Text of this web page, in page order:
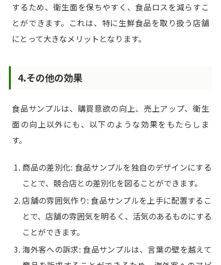
するため、衛生面を保ちやすく、食品ロスを減らすこ
とができます。これは、特に生鮮食品を取り扱う店舗
にとって大きなメリットとなります。
4.その他の効果
食品サンプルは、購買意欲の向上、売上アップ、衛生
面の向上以外にも、以下のような効果をもたらしま
す。
商品の差別化: 食品サンプルを独自のデザインにする
ことで、競合店との差別化を図ることができます。
店舗の雰囲気作り: 食品サンプルを上手に配置するこ
とで、店舗の雰囲気を明るく、活気のあるものにする
ことができます。
海外客への訴求: 食品サンプルは、言葉の壁を越えて